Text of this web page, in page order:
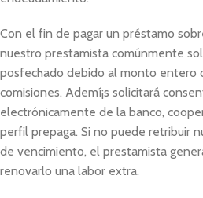
Con el fin de pagar un préstamo
nuestro prestamista comúnmente
posfechado debido al monto entero
comisiones. Ademí¡s solicitará
electrónicamente de la banco,
perfil prepaga. Si no puede retribuir
de vencimiento, el prestamista
renovarlo una labor extra.